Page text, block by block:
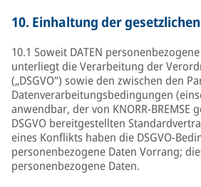
10. Einhaltung der
10.1 Soweit DATEN
unterliegt die Verarbeitung der
(„DSGVO“) sowie den zwischen den
Datenverarbeitungsbedingungen
anwendbar, der von KNORR-BREMSE
DSGVO bereitgestellten
eines Konflikts haben die DSGVO-
personenbezogene Daten Vorrang;
personenbezogene Daten.